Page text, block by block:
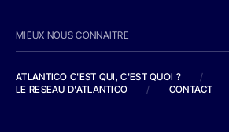
MIEUX NOUS CONNAITRE
ATLANTICO C'EST QUI, C'EST QUOI ?
/
LE RESEAU D'ATLANTICO
/ CONTACT